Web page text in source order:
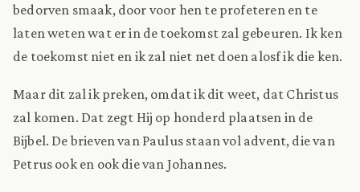
bedorven smaak, door voor hen te profeteren en te
laten weten wat er in de toekomst zal gebeuren. Ik ken
de toekomst niet en ik zal niet net doen alosf ik die ken.
Maar dit zal ik preken, omdat ik dit weet, dat Christus
zal komen. Dat zegt Hij op honderd plaatsen in de
Bijbel. De brieven van Paulus staan vol advent, die van
Petrus ook en ook die van Johannes.